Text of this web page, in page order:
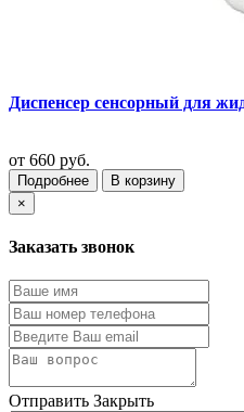
Диспенсер сенсорный для
от 660 руб.
Подробнее
В корзину
×
Заказать звонок
Отправить Закрыть